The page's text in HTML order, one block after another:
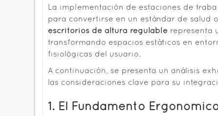
La implementación de estaciones de
para convertirse en un estándar de salud
escritorios de altura regulable representa
transformando espacios estáticos en
fisiológicas del usuario.
A continuación, se presenta un análisis
las consideraciones clave para su
1. El Fundamento